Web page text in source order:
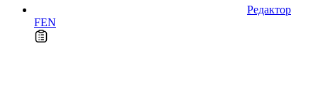
Редактор
FEN